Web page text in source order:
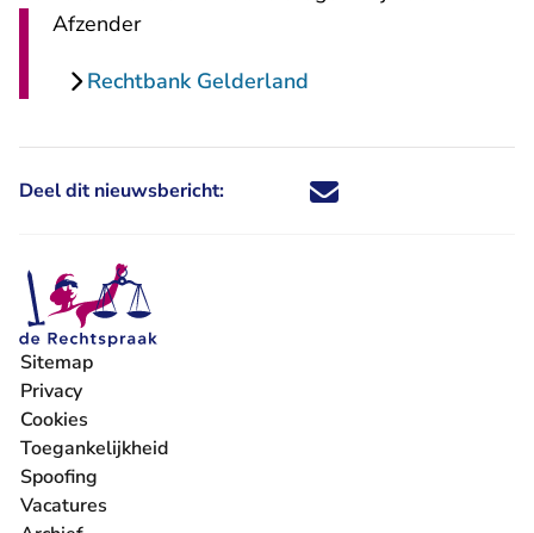
Afzender
Rechtbank Gelderland
Deel dit nieuwsbericht: Deel dit nieuwsbericht via X -
Deel dit nieuwsbericht via
Deel dit nieuwsbericht
Deel dit
Sitemap
Privacy
Cookies
Toegankelijkheid
Spoofing
Vacatures
- U verlaat Rechtspraak.nl